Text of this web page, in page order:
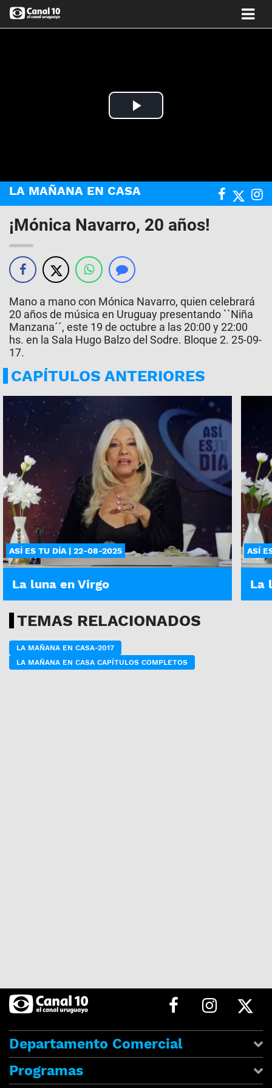
Play
LA MAÑANA EN CASA
¡Mónica Navarro, 20 años!
Mano a mano con Mónica Navarro, quien celebrará
20 años de música en Uruguay presentando ``Niña
Manzana´´, este 19 de octubre a las 20:00 y 22:00
hs. en la Sala Hugo Balzo del Sodre. Bloque 2. 25-09-
17.
CAPÍTULOS ANTERIORES
ASÍ ES TU DÍA | 22-08-2025
La luna en Virgo
ASÍ
La
TEMAS RELACIONADOS
LA MAÑANA EN CASA-2017
LA MAÑANA EN CASA CAPÍTULOS COMPLETOS
Departamento Comercial
Programas